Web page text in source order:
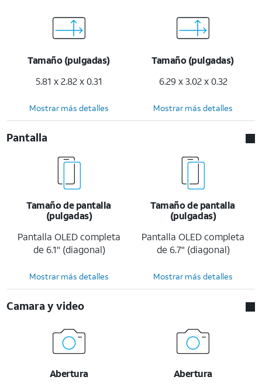
Tamaño (pulgadas)
5.81 x 2.82 x 0.31
Tamaño (pulgadas)
6.29 x 3.02 x 0.32
Mostrar más detalles Mostrar más detalles
Pantalla
Tamaño de pantalla
(pulgadas)
Pantalla OLED completa
de 6.1" (diagonal)
Tamaño de pantalla
(pulgadas)
Pantalla OLED completa
de 6.7" (diagonal)
Mostrar más detalles Mostrar más detalles
Camara y video
Abertura
Abertura